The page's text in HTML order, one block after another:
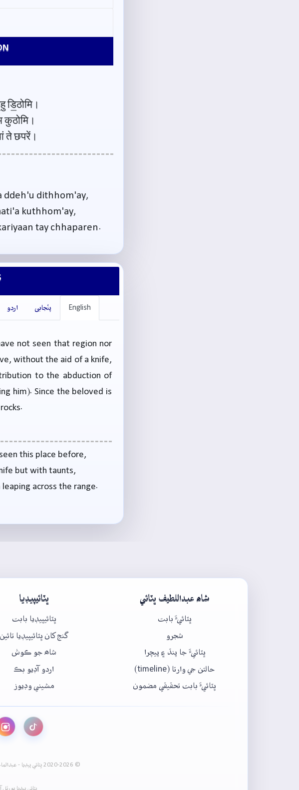
कुठोमि।
ते छपरें।
ddeh'u dithhom'ay,
kuthhom'ay,
tay chhaparen.
English پنْجابی اردو
not seen that region nor
without the aid of a knife,
to the abduction of
him). Since the beloved is
this place before,
but with taunts,
across the range.
شاھ عبداللطيف ڀٽائي
ڀٽائيءَ بابت
شجرو
ڀٽائيءَ جا پنڌ ۽ پيچرا
حالتن جي وارتا (timeline)
ڀٽائيءَ بابت تحقيقي مضمون
ڀٽائيپيڊيا
ڀٽائيپيڊيا بابت
گنج کان ڀٽائيپيڊيا تائين
شاھ جو ڪوش
اردو آڊيو بڪ
مشيني وڊيوز
© 2020-2026 ڀٽائي پيڊيا - عبدالماجد ڀرڳڙي انسٽيٽيوٽ آف لئنگئيج انجنيئرنگ (ثقافت کاتو، سنڌ حڪومت)
ڀٽائي پيڊيا پورٽل آخري ڀيرو 2026-07-10